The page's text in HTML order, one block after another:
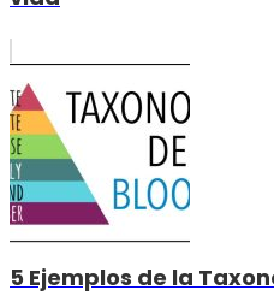
5 Ejemplos de la